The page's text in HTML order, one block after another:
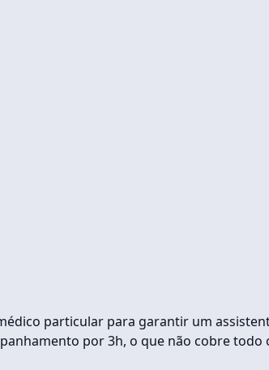
particular para garantir um
por 3h, o que não cobre todo